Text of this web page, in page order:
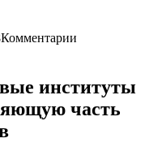
Комментарии
институты
часть